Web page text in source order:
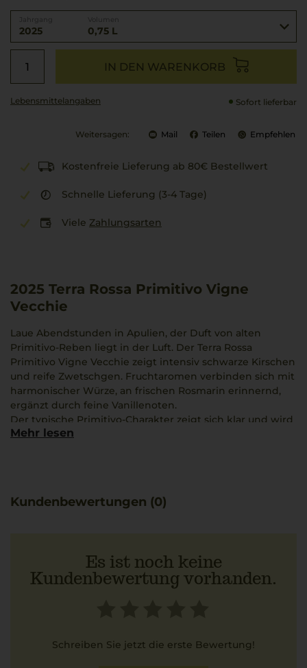
2025 0,75 L
IN DEN WARENKORB
Lebensmittel­angaben Sofort lieferbar
Weitersagen: Mail Teilen Empfehlen
Kostenfreie Lieferung ab 80€ Bestellwert
Schnelle Lieferung (3-4 Tage)
Viele Zahlungsarten
2025 Terra Rossa Primitivo Vigne
Vecchie
Laue Abendstunden in Apulien, der Duft von alten
Primitivo-Reben liegt in der Luft. Der Terra Rossa
Primitivo Vigne Vecchie zeigt intensiv schwarze Kirschen
und reife Zwetschgen. Fruchtaromen verbinden sich mit
harmonischer Würze, an frischen Rosmarin erinnernd,
ergänzt durch feine Vanillenoten.
Der typische Primitivo-Charakter zeigt sich klar und wird
durch eine samtige Textur betont. Viel Ausdruck und
klassisches Orecchiette mit Salsiccia in Knoblauch-
Mehr lesen
Kundenbewertungen (0)
Es ist noch keine
Kundenbewertung vorhanden.
Schreiben Sie jetzt die erste Bewertung!